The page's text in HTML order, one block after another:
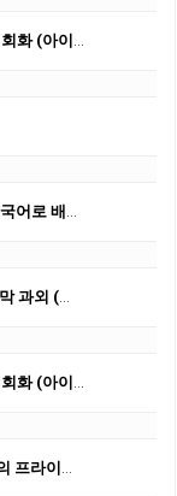
아이엘츠)
클래스 오픈!
만 와주세요)
아이엘츠)
명 무료진단)